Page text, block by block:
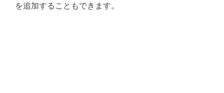
を追加することもできます。